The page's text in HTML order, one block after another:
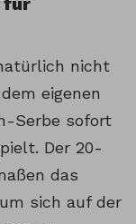
nicht
eigenen
Serbe sofort
Der 20-
das
sich auf der